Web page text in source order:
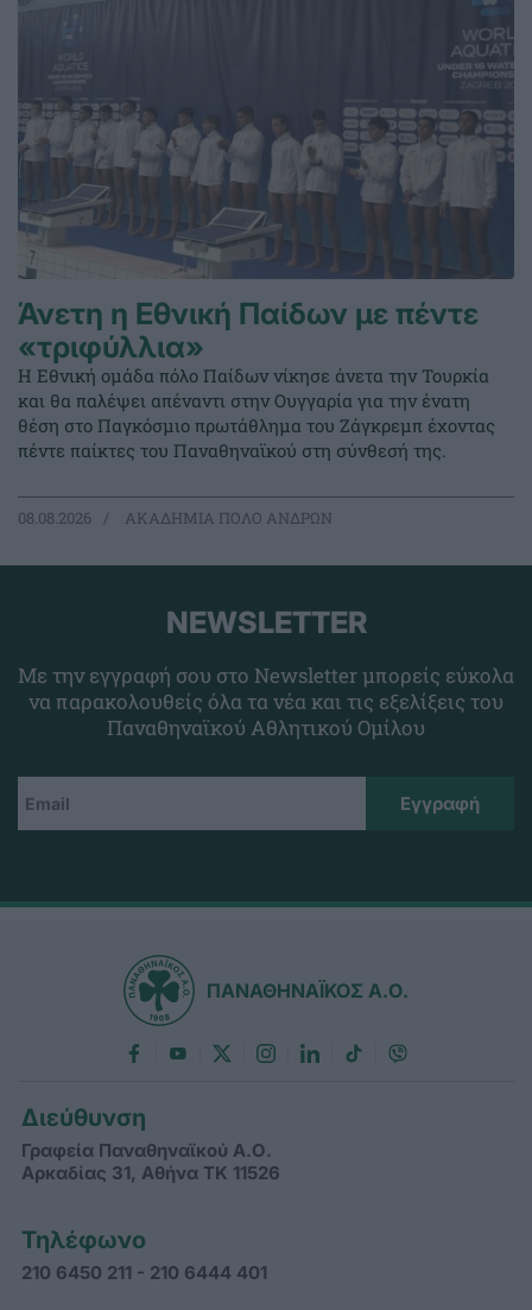
Άνετη η Εθνική Παίδων με πέντε
«τριφύλλια»
Η Εθνική ομάδα πόλο Παίδων νίκησε άνετα την Τουρκία
και θα παλέψει απέναντι στην Ουγγαρία για την ένατη
θέση στο Παγκόσμιο πρωτάθλημα του Ζάγκρεμπ έχοντας
πέντε παίκτες του Παναθηναϊκού στη σύνθεσή της.
08.08.2026 ΑΚΑΔΗΜΙΑ ΠΟΛΟ ΑΝΔΡΩΝ
NEWSLETTER
Με την εγγραφή σου στο Newsletter μπορείς εύκολα
να παρακολουθείς όλα τα νέα και τις εξελίξεις του
Παναθηναϊκού Αθλητικού Ομίλου
ΠΑΝΑΘΗΝΑΪΚΟΣ Α.Ο.
Διεύθυνση
Γραφεία Παναθηναϊκού Α.Ο.
Αρκαδίας 31, Αθήνα ΤΚ 11526
Τηλέφωνο
210 6450 211 - 210 6444 401